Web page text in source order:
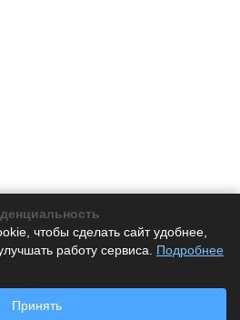
чтобы сделать сайт удобнее,
работу сервиса. Подробнее
Принять